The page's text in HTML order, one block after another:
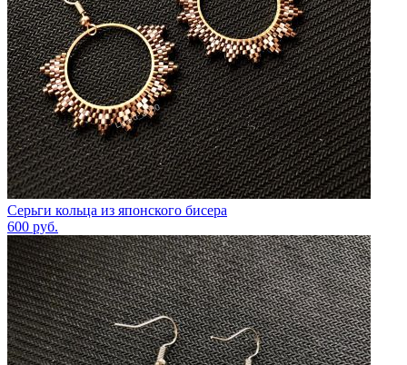
Серьги кольца из японского бисера
600 руб.